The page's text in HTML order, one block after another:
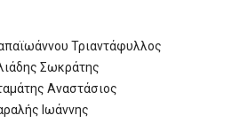
Τριαντάφυλλος
Σωκράτης
Αναστάσιος
Ιωάννης